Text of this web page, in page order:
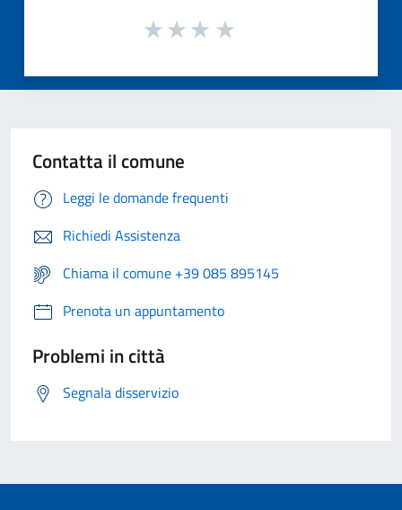
Contatta il comune
Leggi le domande frequenti
Richiedi Assistenza
Chiama il comune +39 085 895145
Prenota un appuntamento
Problemi in città
Segnala disservizio